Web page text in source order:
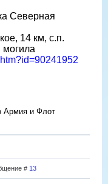
Северная
14 км, с.п.
могила
Армия и Флот
# 13